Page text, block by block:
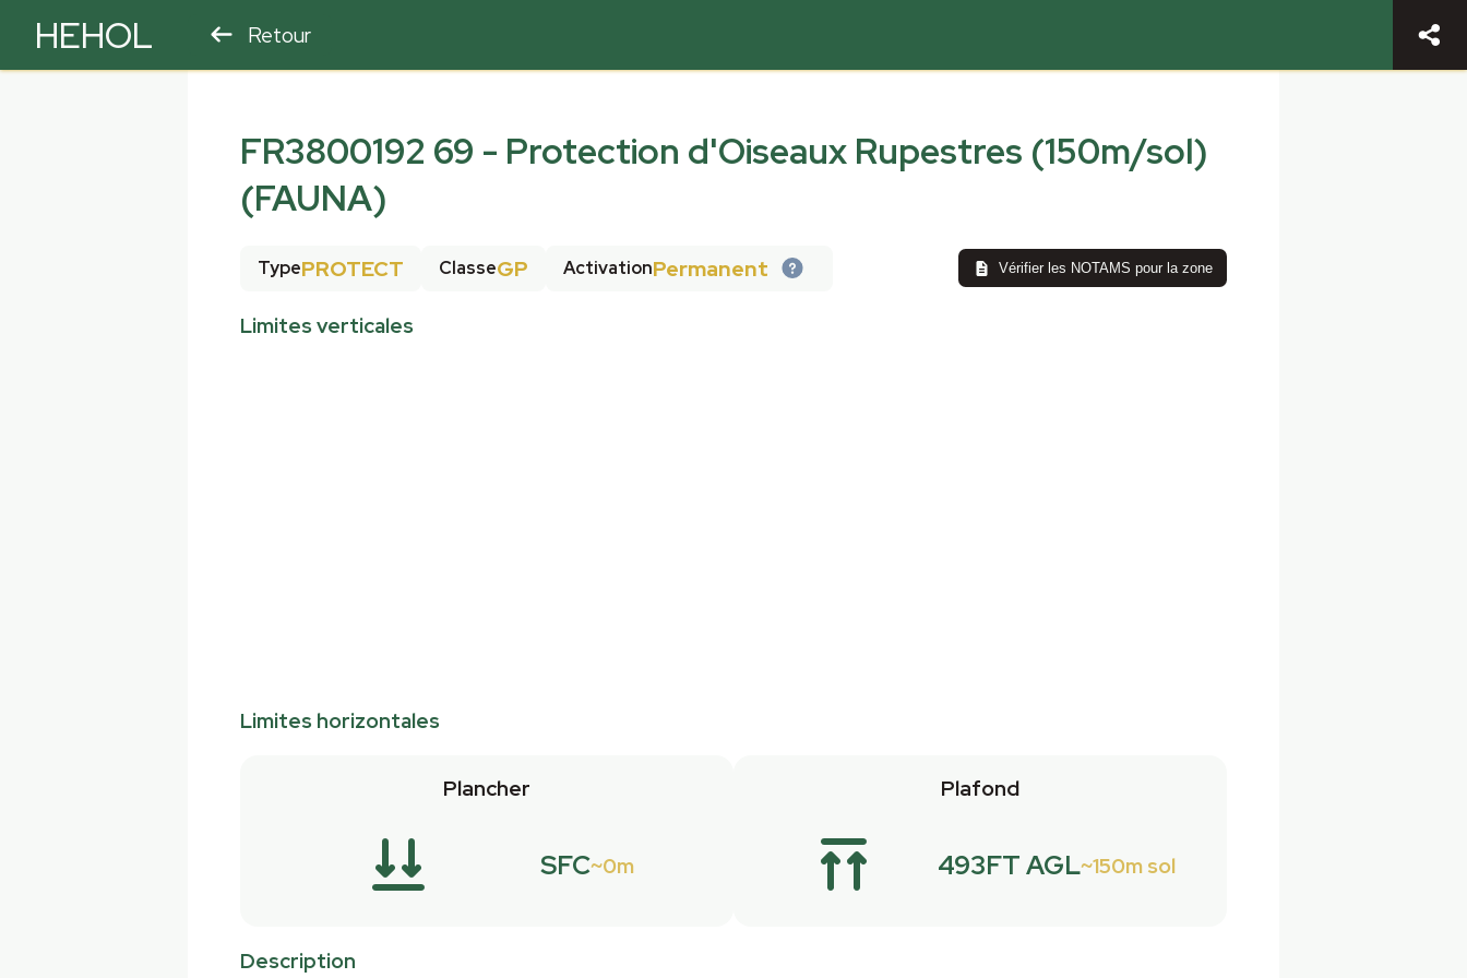
HEHOL Retour
FR3800192 69 - Protection d'Oiseaux Rupestres (150m/sol)
(FAUNA)
TypePROTECT ClasseGP ActivationPermanent Vérifier les NOTAMS pour la zone
Limites verticales
Limites horizontales
Plancher
SFC 0m
Plafond
493FT AGL 150m sol
Description